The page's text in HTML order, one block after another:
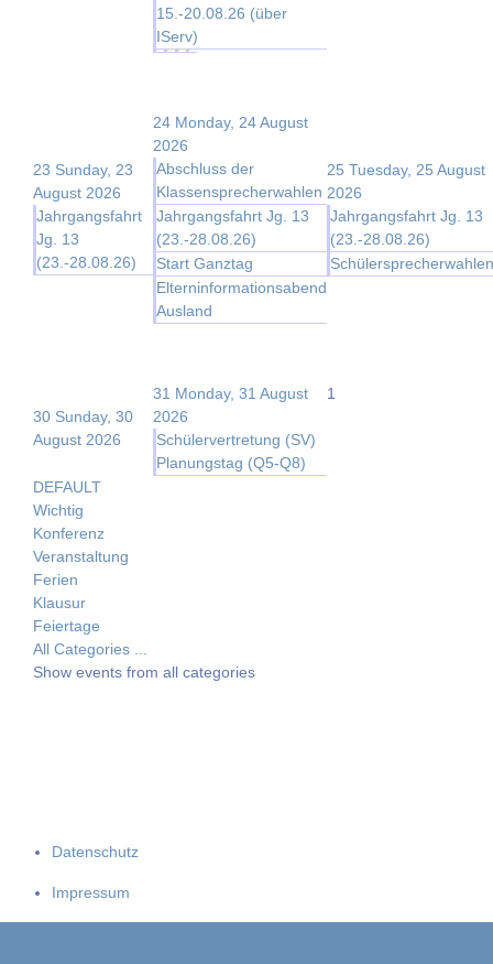
15.-20.08.26 (über
IServ)
23 Sunday, 23
August 2026
Jahrgangsfahrt
Jg. 13
(23.-28.08.26)
24 Monday, 24 August
2026
Abschluss der
Klassensprecherwahlen
Jahrgangsfahrt Jg. 13
(23.-28.08.26)
Start Ganztag
Elterninformationsabend
Ausland
25 Tuesday, 25 August
2026
Jahrgangsfahrt Jg. 13
(23.-28.08.26)
Schülersprecherwahlen
30 Sunday, 30
August 2026
31 Monday, 31 August
2026
Schülervertretung (SV)
Planungstag (Q5-Q8)
1
DEFAULT
Wichtig
Konferenz
Veranstaltung
Ferien
Klausur
Feiertage
All Categories ...
Show events from all categories
Datenschutz
Impressum